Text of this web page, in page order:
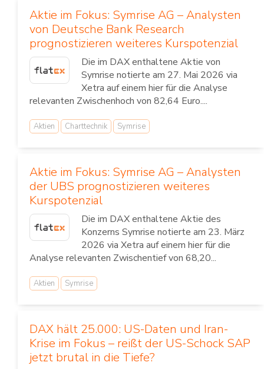
Aktie im Fokus: Symrise AG – Analysten
von Deutsche Bank Research
prognostizieren weiteres Kurspotenzial
Die im DAX enthaltene Aktie von
Symrise notierte am 27. Mai 2026 via
Xetra auf einem hier für die Analyse
relevanten Zwischenhoch von 82,64 Euro....
Aktien Charttechnik Symrise
Aktie im Fokus: Symrise AG – Analysten
der UBS prognostizieren weiteres
Kurspotenzial
Die im DAX enthaltene Aktie des
Konzerns Symrise notierte am 23. März
2026 via Xetra auf einem hier für die
Analyse relevanten Zwischentief von 68,20...
Aktien Symrise
DAX hält 25.000: US-Daten und Iran-
Krise im Fokus – reißt der US-Schock SAP
jetzt brutal in die Tiefe?